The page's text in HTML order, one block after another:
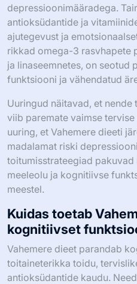
depressioonimääradega.
antioksüdantide ja
ajutegevust ja
rikkad omega-3 rasvhapete
ja linaseemnetes, on seotud
funktsiooni ja vähendatud
Uuringud näitavad, et
viib paremate vaimse
uuring, et Vahemere dieeti
madalamat riski
toitumisstrateegiad
meeleolu ja kognitiivse
meestel.
Kuidas toetab
kognitiivset
Vahemere dieet parandab
toitaineterikka toidu,
antioksüdantide kaudu.